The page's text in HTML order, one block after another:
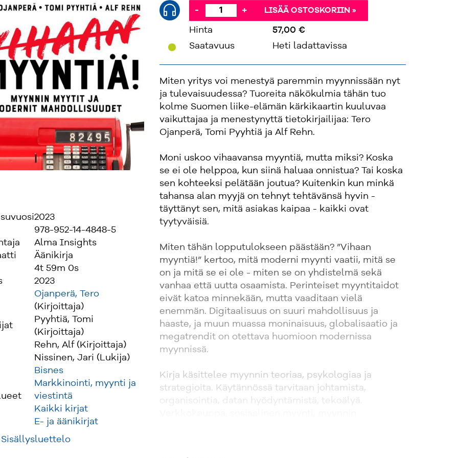
2023
978-952-14-4848-5
Alma Insights
Äänikirja
4t 59m 0s
2023
Ojanperä, Tero
(Kirjoittaja)
Pyyhtiä, Tomi
(Kirjoittaja)
Rehn, Alf (Kirjoittaja)
Nissinen, Jari (Lukija)
Bisnes
Markkinointi, myynti ja
viestintä
Kaikki kirjat
E- ja äänikirjat
- + LISÄÄ OSTOSKORIIN »
Hinta
57,00 €
Saatavuus
Heti ladattavissa
Miten yritys voi menestyä paremmin myynnissään nyt
ja tulevaisuudessa? Tuoreita näkökulmia tähän tuo
kolme Suomen liike-elämän kärkikaartin kuuluvaa
vaikuttajaa ja menestynyttä tietokirjailijaa: Tero
Ojanperä, Tomi Pyyhtiä ja Alf Rehn.
Moni uskoo vihaavansa myyntiä, mutta miksi? Koska
se ei ole helppoa, kun siinä haluaa onnistua? Tai koska
sen kohteeksi pelätään joutua? Kuitenkin kun minkä
tahansa alan myyjä on tehnyt tehtävänsä hyvin -
täyttänyt sen, mitä asiakas kaipaa - kaikki ovat
tyytyväisiä.
Miten tähän lopputulokseen päästään? ”Vihaan
myyntiä!” kertoo, mitä moderni myynti vaatii, mitä se
on ja mitä se ei ole - miten se on yhdistelmä sekä
vanhaa että uutta osaamista. Perinteiset myyntitaidot
eivät katoa minnekään, mutta vaaditaan vielä
enemmän. Digitaalisuus on suuri mahdollisuus ja
haaste, ja muun muassa moninaisuus, globalisaatio ja
megatrendit on otettava huomioon modernissa
myynnissä.
Kirja käsittelee myynnin teoriaa, psykologiaa ja
strategioita. Käytännössä tarvitaan johtamista,
organisointia, datan hyödyntämistä, tekoälyä.
Sisällysluettelo